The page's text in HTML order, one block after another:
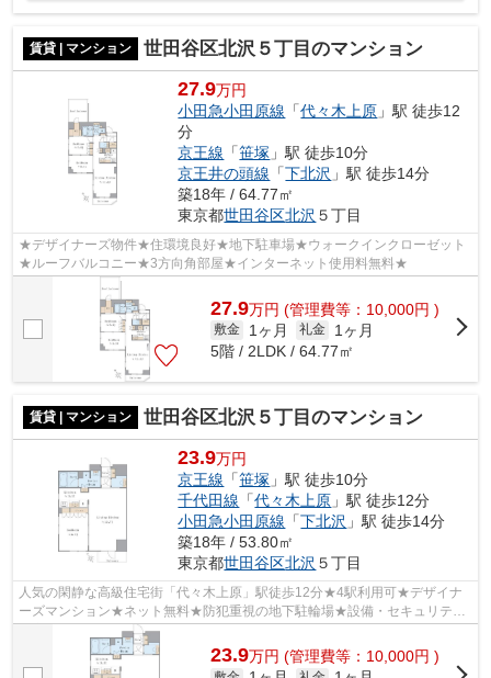
賃貸 | マンション 世田谷区北沢５丁目のマンション
27.9万円
小田急小田原線 「代々木上原 」駅 徒歩12
分
京王線 「笹塚 」駅 徒歩10分
京王井の頭線 「下北沢 」駅 徒歩14分
築18年 / 64.77㎡
東京都世田谷区北沢 ５丁目
★デザイナーズ物件★住環境良好★地下駐車場★ウォークインクローゼット
★ルーフバルコニー★3方向角部屋★インターネット使用料無料★
27.9万円 (管理費等：10,000円 )
敷金 1ヶ月 礼金
1ヶ月
5階 / 2LDK / 64.77㎡
賃貸 | マンション 世田谷区北沢５丁目のマンション
23.9万円
京王線 「笹塚 」駅 徒歩10分
千代田線 「代々木上原 」駅 徒歩12分
小田急小田原線 「下北沢 」駅 徒歩14分
築18年 / 53.80㎡
東京都世田谷区北沢 ５丁目
人気の閑静な高級住宅街「代々木上原」駅徒歩12分★4駅利用可★デザイナ
ーズマンション★ネット無料★防犯重視の地下駐輪場★設備・セキュリティ
充実★
23.9万円 (管理費等：10,000円 )